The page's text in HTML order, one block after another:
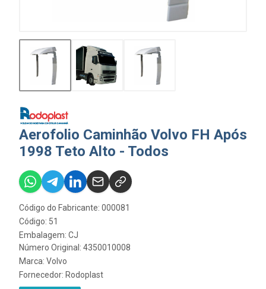
Aerofolio Caminhão Volvo FH Após
1998 Teto Alto - Todos
Código do Fabricante: 000081
Código: 51
Embalagem: CJ
Número Original: 4350010008
Marca: Volvo
Fornecedor: Rodoplast